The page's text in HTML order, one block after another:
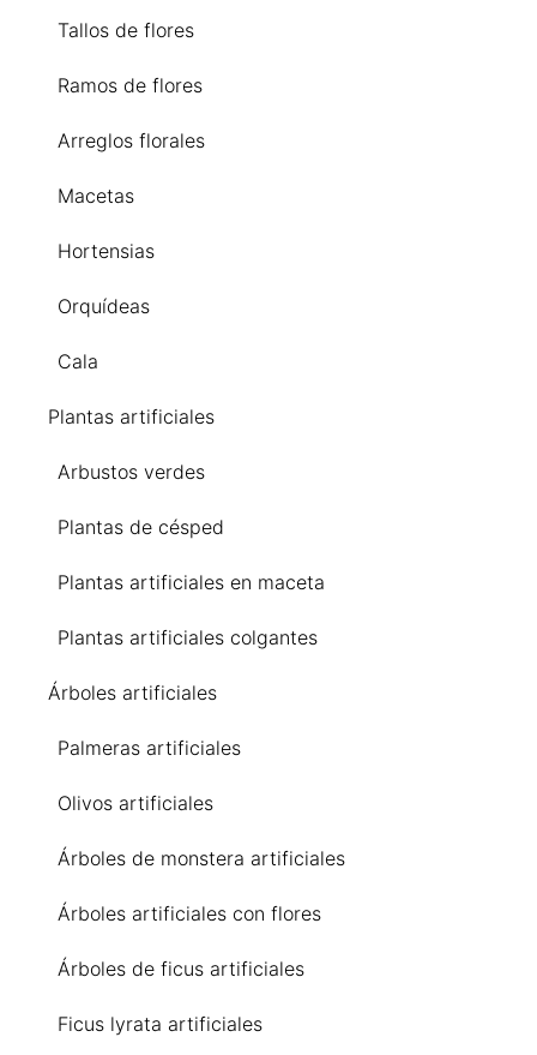
Tallos de flores
Ramos de flores
Arreglos florales
Macetas
Hortensias
Orquídeas
Cala
Plantas artificiales
Arbustos verdes
Plantas de césped
Plantas artificiales en maceta
Plantas artificiales colgantes
Árboles artificiales
Palmeras artificiales
Olivos artificiales
Árboles de monstera artificiales
Árboles artificiales con flores
Árboles de ficus artificiales
Ficus lyrata artificiales